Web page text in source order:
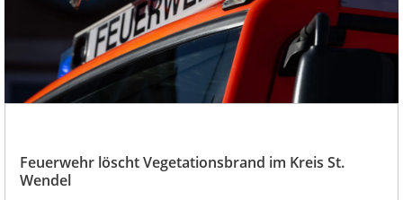
Feuerwehr löscht Vegetationsbrand im Kreis St.
Wendel